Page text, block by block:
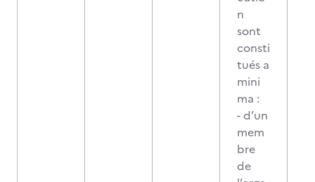
n
sont
consti
tués a
mini
ma :
- d’un
mem
bre
de